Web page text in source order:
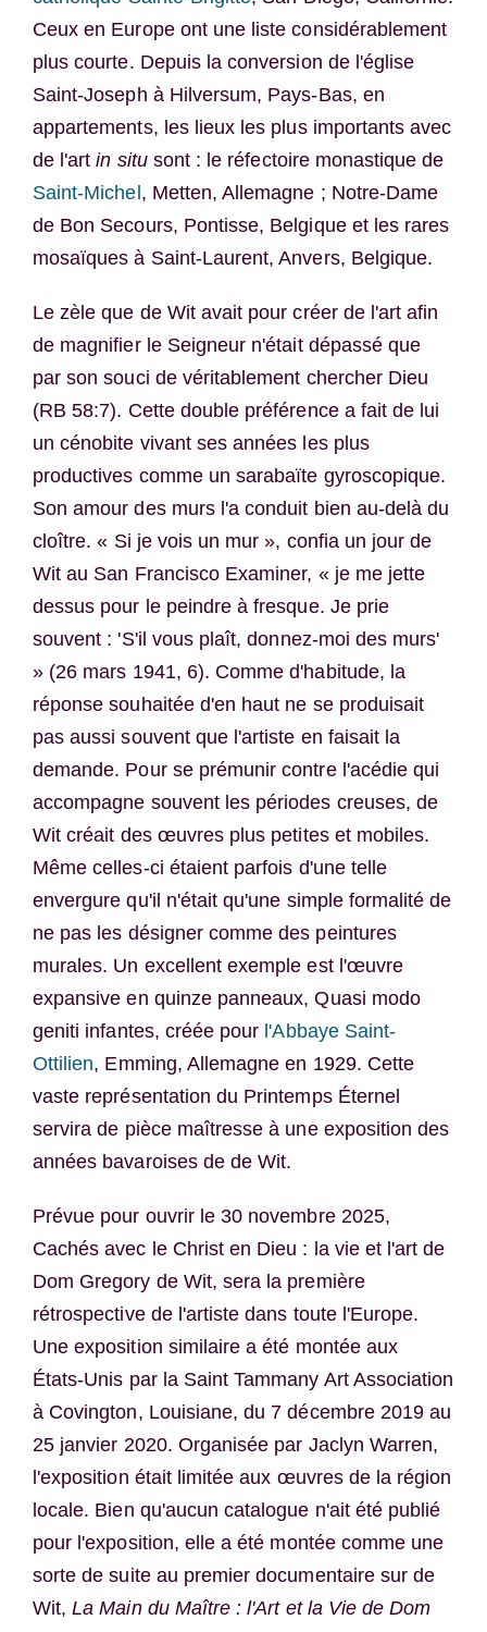
Ceux en Europe ont une liste considérablement
plus courte. Depuis la conversion de l'église
Saint-Joseph à Hilversum, Pays-Bas, en
appartements, les lieux les plus importants avec
de l'artin situsont : le réfectoire monastique de
Saint-Michel , Metten, Allemagne ; Notre-Dame
de Bon Secours, Pontisse, Belgique et les rares
mosaïques à Saint-Laurent, Anvers, Belgique.
Le zèle que de Wit avait pour créer de l'art afin
de magnifier le Seigneur n'était dépassé que
par son souci de véritablement chercher Dieu
(RB 58:7). Cette double préférence a fait de lui
un cénobite vivant ses années les plus
productives comme un sarabaïte gyroscopique.
Son amour des murs l'a conduit bien au-delà du
cloître. « Si je vois un mur », confia un jour de
Wit au San Francisco Examiner, « je me jette
dessus pour le peindre à fresque. Je prie
souvent : 'S'il vous plaît, donnez-moi des murs'
» (26 mars 1941, 6). Comme d'habitude, la
réponse souhaitée d'en haut ne se produisait
pas aussi souvent que l'artiste en faisait la
demande. Pour se prémunir contre l'acédie qui
accompagne souvent les périodes creuses, de
Wit créait des œuvres plus petites et mobiles.
Même celles-ci étaient parfois d'une telle
envergure qu'il n'était qu'une simple formalité de
ne pas les désigner comme des peintures
murales. Un excellent exemple est l'œuvre
expansive en quinze panneaux, Quasi modo
geniti infantes, créée pour l'Abbaye Saint-
Ottilien, Emming, Allemagne en 1929. Cette
vaste représentation du Printemps Éternel
servira de pièce maîtresse à une exposition des
années bavaroises de de Wit.
Prévue pour ouvrir le 30 novembre 2025,
Cachés avec le Christ en Dieu : la vie et l'art de
Dom Gregory de Wit, sera la première
rétrospective de l'artiste dans toute l'Europe.
Une exposition similaire a été montée aux
États-Unis par la Saint Tammany Art Association
à Covington, Louisiane, du 7 décembre 2019 au
25 janvier 2020. Organisée par Jaclyn Warren,
l'exposition était limitée aux œuvres de la région
locale. Bien qu'aucun catalogue n'ait été publié
pour l'exposition, elle a été montée comme une
sorte de suite au premier documentaire sur de
Wit,La Main du Maître : l'Art et la Vie de Dom